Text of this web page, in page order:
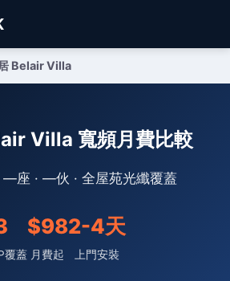
Belair Villa
Villa 寬頻月費比較
—座 · —伙 · 全屋苑光纖覆蓋
覆蓋
$98
月費起
2-4天
上門安裝